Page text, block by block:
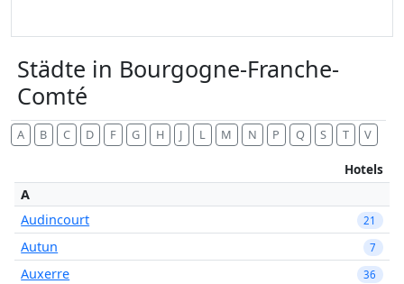
Städte in Bourgogne-Franche-
Comté
A B C D F G H J L M N P Q S T V
Hotels
A
Audincourt
21
Autun 7
Auxerre 36